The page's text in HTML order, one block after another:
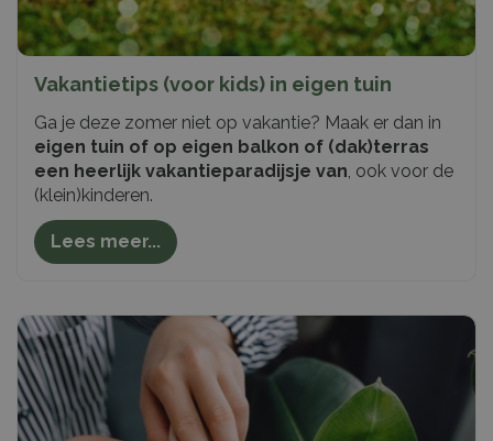
Vakantietips (voor kids) in eigen tuin
Ga je deze zomer niet op vakantie? Maak er dan in
eigen tuin of op eigen balkon of (dak)terras
een heerlijk vakantieparadijsje van, ook voor de
(klein)kinderen.
Lees meer...